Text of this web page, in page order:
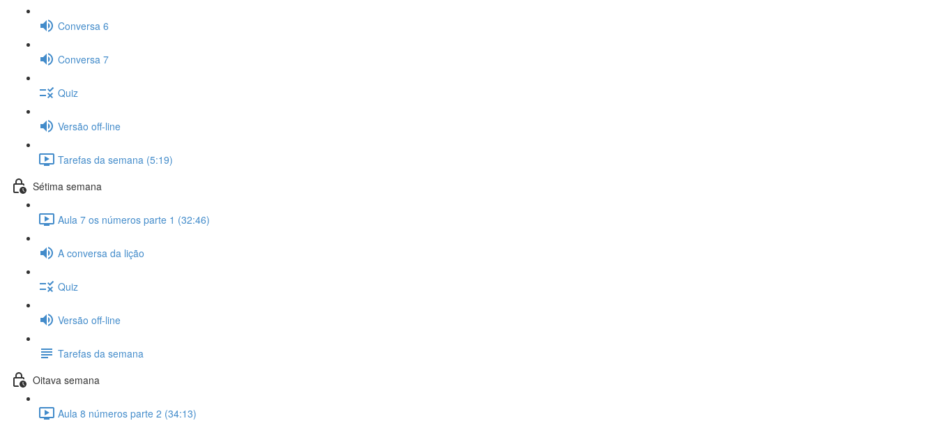
Conversa 6
Conversa 7
Quiz
Versão off-line
Tarefas da semana (5:19)
Sétima semana
Aula 7 os números parte 1 (32:46)
A conversa da lição
Quiz
Versão off-line
Tarefas da semana
Oitava semana
Aula 8 números parte 2 (34:13)